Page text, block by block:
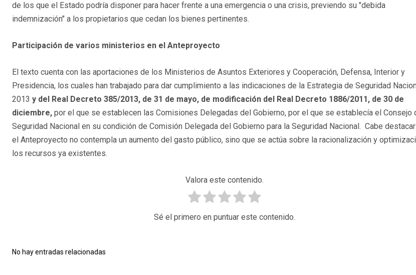
de los que el Estado podría disponer para hacer frente a una emergencia o una crisis, previendo su "debida
indemnización" a los propietarios que cedan los bienes pertinentes.
Participación de varios ministerios en el Anteproyecto
El texto cuenta con las aportaciones de los Ministerios de Asuntos Exteriores y Cooperación, Defensa, Interior y
Presidencia, los cuales han trabajado para dar cumplimiento a las indicaciones de la Estrategia de Seguridad
2013 y del Real Decreto 385/2013, de 31 de mayo, de modificación del Real Decreto 1886/2011, de 30 de
diciembre, por el que se establecen las Comisiones Delegadas del Gobierno, por el que se establecía el Consejo
Seguridad Nacional en su condición de Comisión Delegada del Gobierno para la Seguridad Nacional. Cabe
el Anteproyecto no contempla un aumento del gasto público, sino que se actúa sobre la racionalización y
los recursos ya existentes.
Valora este contenido.
Sé el primero en puntuar este contenido.
No hay entradas relacionadas